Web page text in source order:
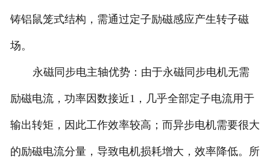
铸铝鼠笼式结构，需通过定子励磁感应产生转子磁
场。
永磁同步电主轴优势：由于永磁同步电机无需
励磁电流，功率因数接近1，几乎全部定子电流用于
输出转矩，因此工作效率较高；而异步电机需要很大
的励磁电流分量，导致电机损耗增大，效率降低。所